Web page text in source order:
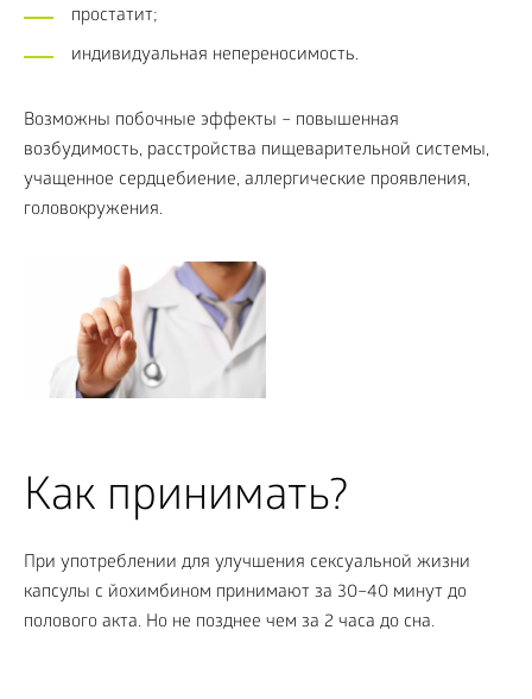
простатит;
индивидуальная непереносимость.
Возможны побочные эффекты – повышенная
возбудимость, расстройства пищеварительной системы,
учащенное сердцебиение, аллергические проявления,
головокружения.
Как принимать?
При употреблении для улучшения сексуальной жизни
капсулы с йохимбином принимают за 30–40 минут до
полового акта. Но не позднее чем за 2 часа до сна.